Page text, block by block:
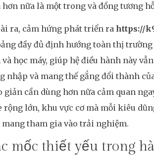
hơn nữa là một trong và đồng tương
ra, cảm hứng phát triển ra https://
đầy đủ định hướng toàn thị
và học máy, giúp hệ điều hành này
nhập và mang thế gắng đổi thành
giản cần dùng hơn nữa cảm quan
rộng lớn, khu vực cơ mà mỗi kiêu
mang tham gia vào trải nghiệm.
mốc thiết yếu trong